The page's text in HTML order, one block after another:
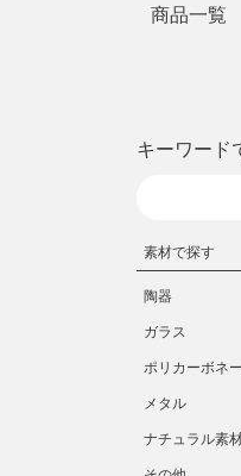
商品一覧
キーワード
素材で探す
陶器
ガラス
ポリカーボネ
メタル
ナチュラル素